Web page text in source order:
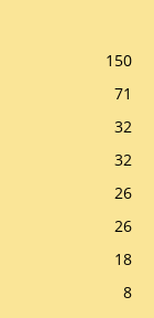
150
71
32
32
26
26
18
8